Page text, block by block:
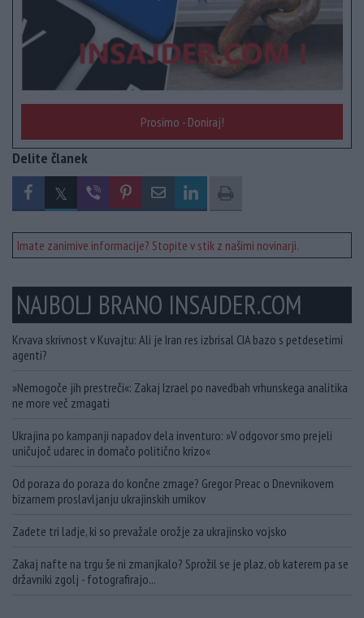
Prosimo - Doniraj!
Delite članek
Imate zanimive informacije? Stopite v stik z našimi novinarji.
NAJBOLJ BRANO INSAJDER.COM
Krvava skrivnost v Kuvajtu: Ali je Iran res izbrisal CIA bazo s petdesetimi
agenti?
»Nemogoče jih prestreči«: Zakaj Izrael po navedbah vrhunskega analitika
ne more več zmagati
Ukrajina po kampanji napadov dela inventuro: »V odgovor smo prejeli
uničujoč udarec in domačo politično krizo«
Od poraza do poraza do končne zmage? Gregor Preac o Dnevnikovem
bizarnem proslavljanju ukrajinskih umikov
Zadete tri ladje, ki so prevažale orožje za ukrajinsko vojsko
Zakaj nafte na trgu še ni zmanjkalo? Sprožil se je plaz, ob katerem pa se
državniki zgolj - fotografirajo...